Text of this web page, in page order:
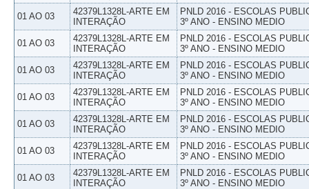
01 AO 03
42379L1328L-ARTE EM
INTERAÇÃO
PNLD 2016 - ESCOLAS
3º ANO - ENSINO MEDIO
01 AO 03
42379L1328L-ARTE EM
INTERAÇÃO
PNLD 2016 - ESCOLAS
3º ANO - ENSINO MEDIO
01 AO 03
42379L1328L-ARTE EM
INTERAÇÃO
PNLD 2016 - ESCOLAS
3º ANO - ENSINO MEDIO
01 AO 03
42379L1328L-ARTE EM
INTERAÇÃO
PNLD 2016 - ESCOLAS
3º ANO - ENSINO MEDIO
01 AO 03
42379L1328L-ARTE EM
INTERAÇÃO
PNLD 2016 - ESCOLAS
3º ANO - ENSINO MEDIO
01 AO 03
42379L1328L-ARTE EM
INTERAÇÃO
PNLD 2016 - ESCOLAS
3º ANO - ENSINO MEDIO
01 AO 03
42379L1328L-ARTE EM
INTERAÇÃO
PNLD 2016 - ESCOLAS
3º ANO - ENSINO MEDIO